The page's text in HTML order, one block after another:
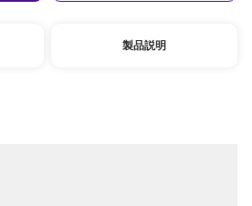
製品説明